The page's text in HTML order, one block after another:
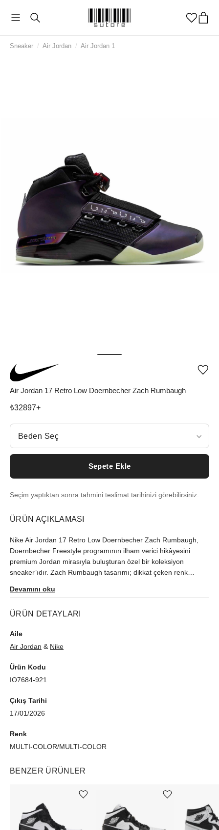
Sneaker / Air Jordan / Air Jordan 1
Air Jordan 17 Retro Low Doernbecher Zach Rumbaugh
₺32897+
Beden Seç
Beden Seç
Sepete Ekle
Seçim yaptıktan sonra tahmini teslimat tarihinizi görebilirsiniz.
ÜRÜN AÇIKLAMASI
Nike Air Jordan 17 Retro Low Doernbecher Zach Rumbaugh,
Doernbecher Freestyle programının ilham verici hikâyesini
premium Jordan mirasıyla buluşturan özel bir koleksiyon
sneaker’ıdır. Zach Rumbaugh tasarımı; dikkat çeken renk
yüzey ile öne çıkar. Air Jordan 17 Retro Low silüeti, konforlu
koleksiyon değeri için idealdir. Sınırlı üretim Doernbecher Jordan
Devamını oku
ÜRÜN DETAYLARI
Aile
Air Jordan & Nike
Ürün Kodu
IO7684-921
Çıkış Tarihi
17/01/2026
Renk
MULTI-COLOR/MULTI-COLOR
BENZER ÜRÜNLER
Ürünü istek listesine ekle veya listeden çıkar Ürünü istek listesine ekle veya listeden çıkar